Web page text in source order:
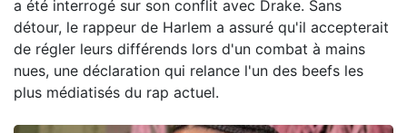
a été interrogé sur son conflit avec Drake. Sans
détour, le rappeur de Harlem a assuré qu'il accepterait
de régler leurs différends lors d'un combat à mains
nues, une déclaration qui relance l'un des beefs les
plus médiatisés du rap actuel.